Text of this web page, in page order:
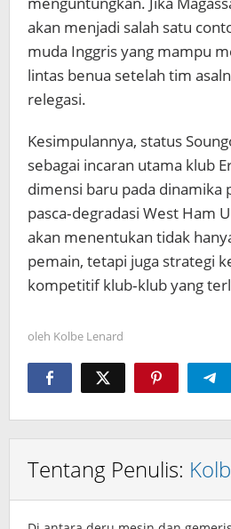
akan menjadi salah satu
muda Inggris yang mampu
lintas benua setelah tim
relegasi.
Kesimpulannya, status
sebagai incaran utama klub
dimensi baru pada dinamika
pasca‑degradasi West Ham
akan menentukan tidak
pemain, tetapi juga strategi
kompetitif klub‑klub yang
oleh Kolbe Lenard
Tentang Penulis: